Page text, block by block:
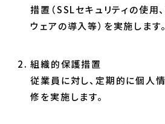
措置（SSLセキュリティの使用
ウェアの導入等）を実施します。
組織的保護措置
従業員に対し、定期的に個人
修を実施します。